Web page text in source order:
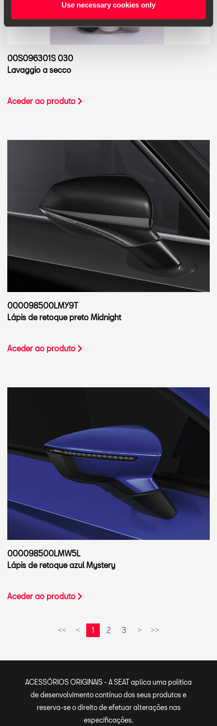
Use necessary cookies only
00S096301S 030
Lavaggio a secco
Aceder ao produto
000098500LMY9T
Lápis de retoque preto Midnight
Aceder ao produto
000098500LMW5L
Lápis de retoque azul Mystery
Aceder ao produto
<< < 1 2 3 > >>
ACESSÓRIOS ORIGINAIS - A SEAT aplica uma política
de desenvolvimento contínuo dos seus produtos e
reserva-se o direito de efetuar alterações nas
especificações.